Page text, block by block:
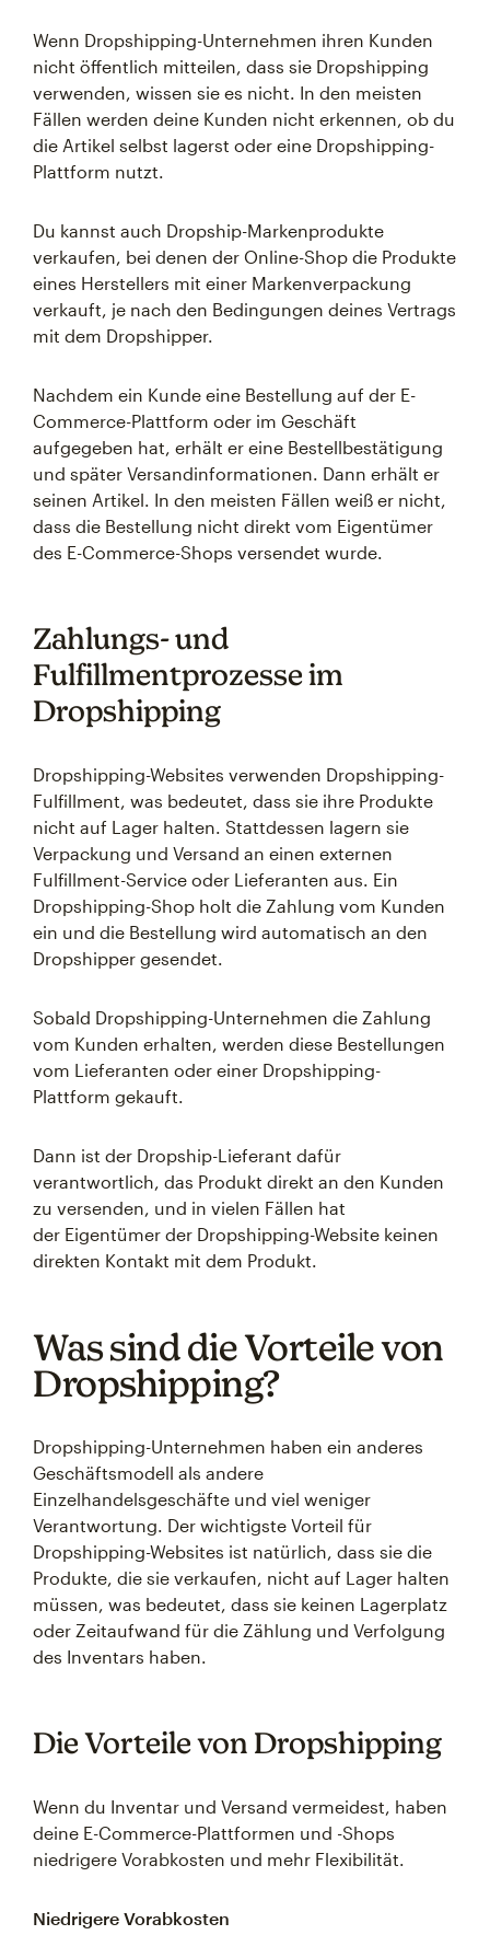
Wenn Dropshipping-Unternehmen ihren Kunden
nicht öffentlich mitteilen, dass sie Dropshipping
verwenden, wissen sie es nicht. In den meisten
Fällen werden deine Kunden nicht erkennen, ob du
die Artikel selbst lagerst oder eine Dropshipping-
Plattform nutzt.
Du kannst auch Dropship-Markenprodukte
verkaufen, bei denen der Online-Shop die Produkte
eines Herstellers mit einer Markenverpackung
verkauft, je nach den Bedingungen deines Vertrags
mit dem Dropshipper.
Nachdem ein Kunde eine Bestellung auf der E-
Commerce-Plattform oder im Geschäft
aufgegeben hat, erhält er eine Bestellbestätigung
und später Versandinformationen. Dann erhält er
seinen Artikel. In den meisten Fällen weiß er nicht,
dass die Bestellung nicht direkt vom Eigentümer
des E-Commerce-Shops versendet wurde.
Zahlungs- und
Fulfillmentprozesse im
Dropshipping
Dropshipping-Websites verwenden Dropshipping-
Fulfillment, was bedeutet, dass sie ihre Produkte
nicht auf Lager halten. Stattdessen lagern sie
Verpackung und Versand an einen externen
Fulfillment-Service oder Lieferanten aus. Ein
Dropshipping-Shop holt die Zahlung vom Kunden
ein und die Bestellung wird automatisch an den
Dropshipper gesendet.
Sobald Dropshipping-Unternehmen die Zahlung
vom Kunden erhalten, werden diese Bestellungen
vom Lieferanten oder einer Dropshipping-
Plattform gekauft.
Dann ist der Dropship-Lieferant dafür
verantwortlich, das Produkt direkt an den Kunden
zu versenden, und in vielen Fällen hat
der Eigentümer der Dropshipping-Website keinen
direkten Kontakt mit dem Produkt.
Was sind die Vorteile von
Dropshipping?
Dropshipping-Unternehmen haben ein anderes
Geschäftsmodell als andere
Einzelhandelsgeschäfte und viel weniger
Verantwortung. Der wichtigste Vorteil für
Dropshipping-Websites ist natürlich, dass sie die
Produkte, die sie verkaufen, nicht auf Lager halten
müssen, was bedeutet, dass sie keinen Lagerplatz
oder Zeitaufwand für die Zählung und Verfolgung
des Inventars haben.
Die Vorteile von Dropshipping
Wenn du Inventar und Versand vermeidest, haben
deine E-Commerce-Plattformen und -Shops
niedrigere Vorabkosten und mehr Flexibilität.
Niedrigere Vorabkosten